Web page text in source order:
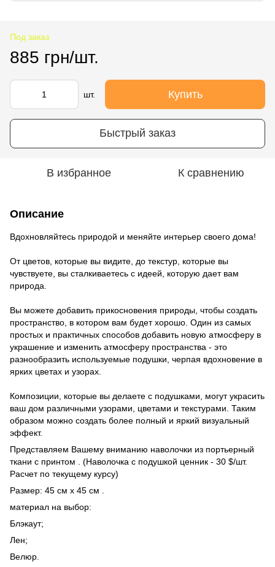
Под заказ
885 грн/шт.
шт. Купить
Быстрый заказ
В избранное К сравнению
Описание
Вдохновляйтесь природой и меняйте интерьер своего дома!
От цветов, которые вы видите, до текстур, которые вы
чувствуете, вы сталкиваетесь с идеей, которую дает вам
природа.
Вы можете добавить прикосновения природы, чтобы создать
пространство, в котором вам будет хорошо. Один из самых
простых и практичных способов добавить новую атмосферу в
украшение и изменить атмосферу пространства - это
разнообразить используемые подушки, черпая вдохновение в
ярких цветах и ​​узорах.
Композиции, которые вы делаете с подушками, могут украсить
ваш дом различными узорами, цветами и текстурами. Таким
образом можно создать более полный и яркий визуальный
эффект.
Представляем Вашему вниманию наволочки из портьерный
ткани с принтом . (Наволочка с подушкой ценник - 30 $/шт.
Расчет по текущему курсу)
Размер: 45 см х 45 см .
материал на выбор:
Блэкаут;
Лен;
Велюр.